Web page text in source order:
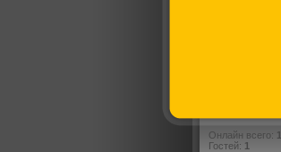
Онлайн всего: 1
Гостей: 1